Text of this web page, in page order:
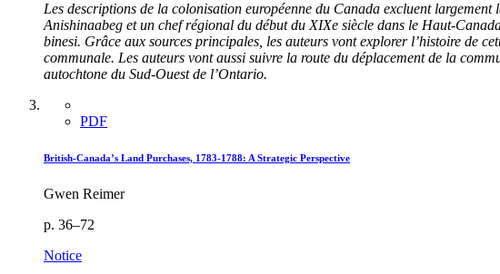
Les descriptions de la colonisation européenne du Canada excluent
Anishinaabeg et un chef régional du début du XIXe siècle dans le Haut-
binesi. Grâce aux sources principales, les auteurs vont explorer l’histoire de
communale. Les auteurs vont aussi suivre la route du déplacement de la
autochtone du Sud-Ouest de l’Ontario.
PDF
British-Canada’s Land Purchases, 1783-1788: A Strategic Perspective
Gwen Reimer
p. 36–72
Notice